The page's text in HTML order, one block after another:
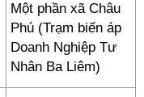
Một phần xã Châu
Phú (Trạm biến áp
Doanh Nghiệp Tư
Nhân Ba Liêm)